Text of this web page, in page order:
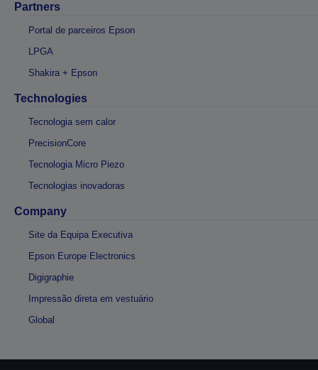
Partners
Portal de parceiros Epson
LPGA
Shakira + Epson
Technologies
Tecnologia sem calor
PrecisionCore
Tecnologia Micro Piezo
Tecnologias inovadoras
Company
Site da Equipa Executiva
Epson Europe Electronics
Digigraphie
Impressão direta em vestuário
Global